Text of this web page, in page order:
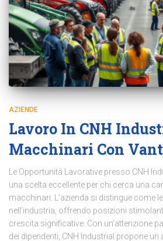
AZIENDE
Lavoro In CNH
Macchinari Con
Le Opportunità Lavorative presso CNH
una scelta eccellente per chi cerca una
macchinari. L’azienda si distingue come
nell’industria, offrendo posizioni
crescita significative. Con un’attenzione
dei dipendenti, CNH Industrial propone